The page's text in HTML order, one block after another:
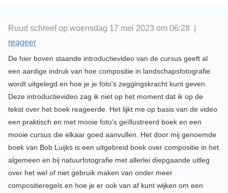
Ruud schreef op woensdag 17 mei 2023 om 06:28 |
reageer
De hier boven staande introductievideo van de cursus geeft al
een aardige indruk van hoe compositie in landschapsfotografie
wordt uitgelegd en hoe je je foto's zeggingskracht kunt geven.
Deze introductievideo zag ik niet op het moment dat ik op de
tekst over het boek reageerde. Het lijkt me op basis van de video
een praktisch en met mooie foto's geïllustreerd boek en een
mooie cursus die elkaar goed aanvullen. Het door mij genoemde
boek van Bob Luijks is een uitgebreid boek over compositie in het
algemeen en bij natuurfotografie met allerlei diepgaande uitleg
over het wel of niet gebruik maken van onder meer
compositieregels en hoe je er ook van af kunt wijken om een